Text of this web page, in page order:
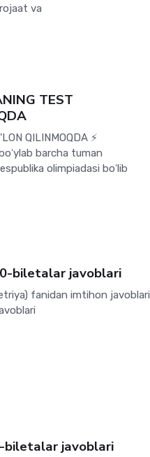
va
TEST
QILINMOQDA ⚡️
barcha tuman
olimpiadasi boʻlib
biletalar javoblari
fanidan imtihon javoblari
javoblari